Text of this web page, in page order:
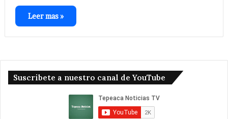
Leer mas »
Suscribete a nuestro canal de YouTube